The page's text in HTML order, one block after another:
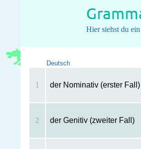
Hier siehst du
Deutsch
1 der Nominativ (erster Fall)
2 der Genitiv (zweiter Fall)